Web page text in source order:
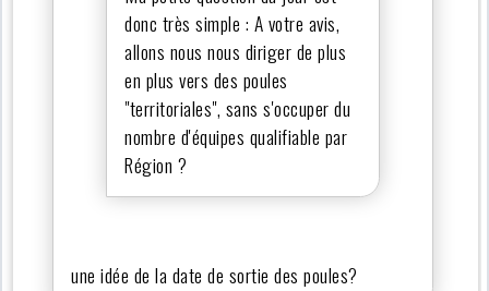
donc très simple : A votre avis,
allons nous nous diriger de plus
en plus vers des poules
"territoriales", sans s'occuper du
nombre d'équipes qualifiable par
Région ?
une idée de la date de sortie des poules?